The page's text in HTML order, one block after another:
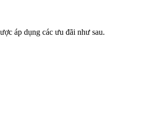
áp dụng các ưu đãi như sau.